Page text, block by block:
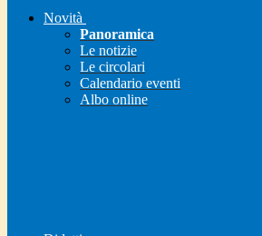
Novità
Panoramica
Le notizie
Le circolari
Calendario eventi
Albo online